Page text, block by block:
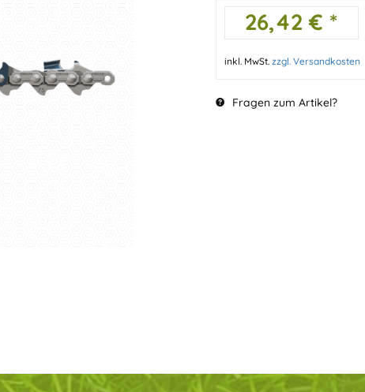
26,42 € *
inkl. MwSt. zzgl. Versandkosten
Fragen zum Artikel?